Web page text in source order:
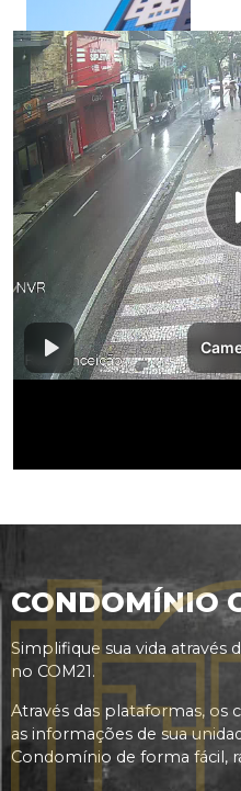
CONDOMÍNIO
Simplifique sua vida através
no COM21.
Através das plataformas, os
as informações de sua
Condomínio de forma fácil,